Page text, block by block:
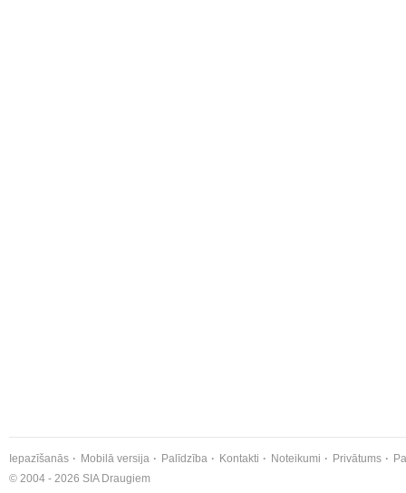
Iepazīšanās Mobilā versija Palīdzība Kontakti Noteikumi Privātums
© 2004 - 2026 SIA Draugiem